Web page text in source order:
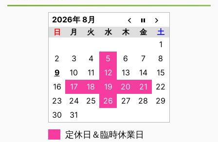
2026年 8月
日 月 火 水 木 金 土
1
2
3 4 5 6 7
8
9
10 11 12 13 14
15
16
17 18 19 20 21
22
23
24 25 26 27 28
29
30
31
定休日＆臨時休業日